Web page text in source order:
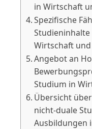
in Wirtschaft
Spezifische
Wirtschaft
Angebot an
Studium in
Übersicht
nicht-duale
Ausbildungen